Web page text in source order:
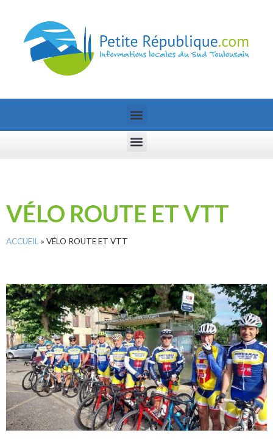
VÉLO ROUTE ET VTT
ACCUEIL » VÉLO ROUTE ET VTT